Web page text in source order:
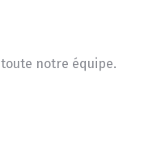
notre équipe.